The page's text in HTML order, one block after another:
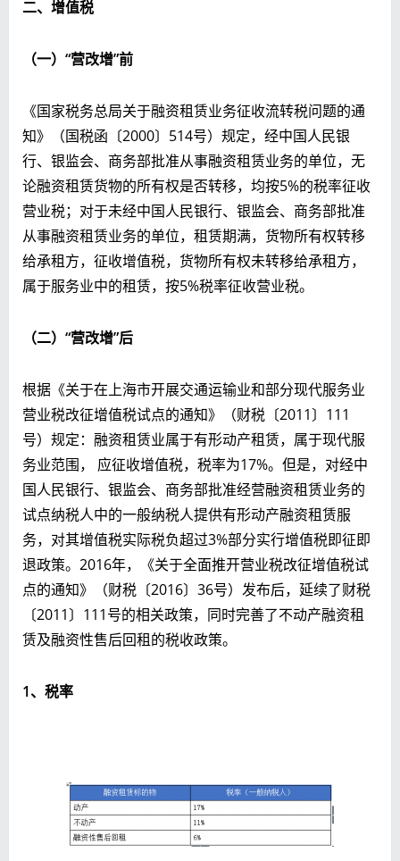
二、增值税
（一）“营改增”前
《国家税务总局关于融资租赁业务征收流转税问题的通
知》（国税函〔2000〕514号）规定，经中国人民银
行、银监会、商务部批准从事融资租赁业务的单位，无
论融资租赁货物的所有权是否转移，均按5%的税率征收
营业税；对于未经中国人民银行、银监会、商务部批准
从事融资租赁业务的单位，租赁期满，货物所有权转移
给承租方，征收增值税，货物所有权未转移给承租方，
属于服务业中的租赁，按5%税率征收营业税。
（二）“营改增”后
根据《关于在上海市开展交通运输业和部分现代服务业
营业税改征增值税试点的通知》（财税〔2011〕111
号）规定：融资租赁业属于有形动产租赁，属于现代服
务业范围， 应征收增值税，税率为17%。但是，对经中
国人民银行、银监会、商务部批准经营融资租赁业务的
试点纳税人中的一般纳税人提供有形动产融资租赁服
务，对其增值税实际税负超过3%部分实行增值税即征即
退政策。2016年，《关于全面推开营业税改征增值税试
点的通知》（财税〔2016〕36号）发布后，延续了财税
〔2011〕111号的相关政策，同时完善了不动产融资租
赁及融资性售后回租的税收政策。
1、税率